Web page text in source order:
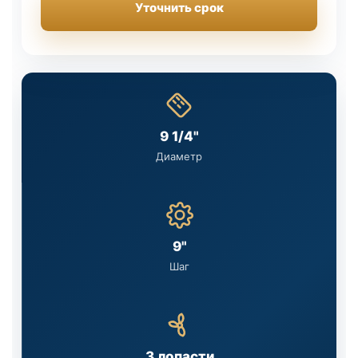
Уточнить срок
9 1/4"
Диаметр
9"
Шаг